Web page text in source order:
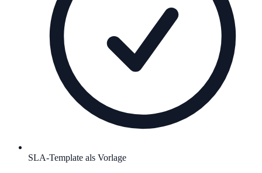
SLA-Template als Vorlage